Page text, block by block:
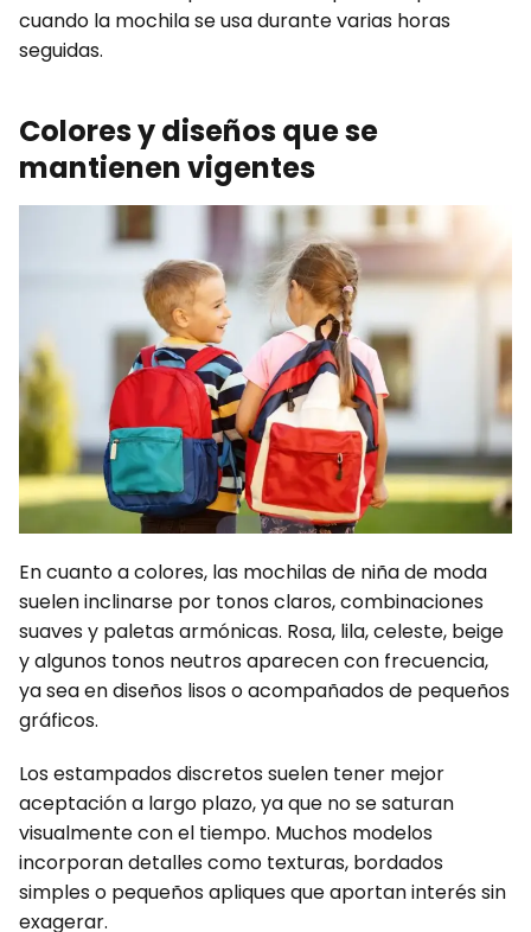
cuando la mochila se usa durante varias horas
seguidas.
Colores y diseños que se
mantienen vigentes
En cuanto a colores, las mochilas de niña de moda
suelen inclinarse por tonos claros, combinaciones
suaves y paletas armónicas. Rosa, lila, celeste, beige
y algunos tonos neutros aparecen con frecuencia,
ya sea en diseños lisos o acompañados de pequeños
gráficos.
Los estampados discretos suelen tener mejor
aceptación a largo plazo, ya que no se saturan
visualmente con el tiempo. Muchos modelos
incorporan detalles como texturas, bordados
simples o pequeños apliques que aportan interés sin
exagerar.